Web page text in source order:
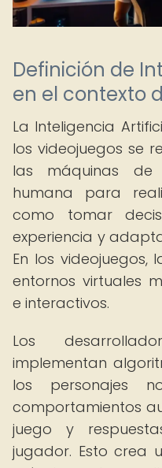
Definición de
en el contexto
La Inteligencia
los videojuegos se
las máquinas de
humana para
como tomar
experiencia y
En los videojuegos,
entornos virtuales
e interactivos.
Los
implementan
los personajes
comportamientos
juego y
jugador. Esto crea